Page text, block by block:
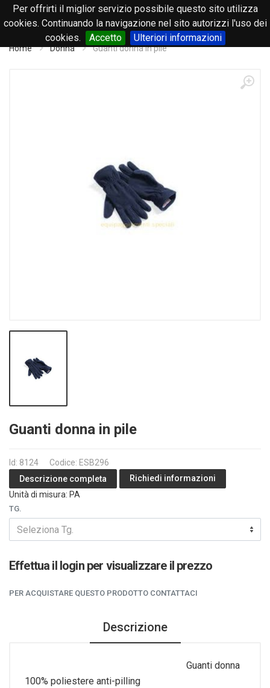
Per offrirti il miglior servizio possibile questo sito utilizza
cookies. Continuando la navigazione nel sito autorizzi l'uso dei
cookies.
Accetto Ulteriori informazioni
0
Home Donna Guanti donna in pile
Guanti donna in pile
Id: 8124
Codice: ESB296
Descrizione completa
Richiedi informazioni
Unità di misura: PA
TG.
Seleziona Tg.
Effettua il login per visualizzare il prezzo
PER ACQUISTARE QUESTO PRODOTTO CONTATTACI
Descrizione
Guanti donna
100% poliestere anti-pilling